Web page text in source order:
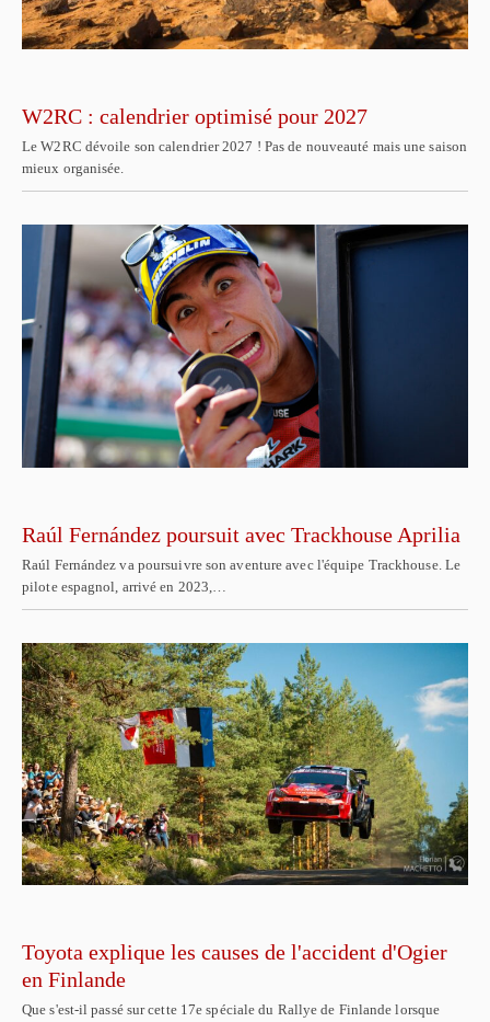
W2RC : calendrier optimisé pour 2027
Le W2RC dévoile son calendrier 2027 ! Pas de nouveauté mais une saison
mieux organisée.
Raúl Fernández poursuit avec Trackhouse Aprilia
Raúl Fernández va poursuivre son aventure avec l'équipe Trackhouse. Le
pilote espagnol, arrivé en 2023,…
Toyota explique les causes de l'accident d'Ogier
en Finlande
Que s'est-il passé sur cette 17e spéciale du Rallye de Finlande lorsque